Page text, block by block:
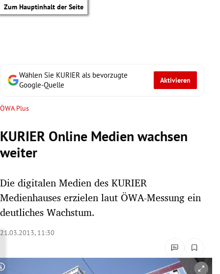
Zum Hauptinhalt der Seite
Untermenü
Untermenü
Wählen Sie KURIER als bevorzugte
Google-Quelle
Aktivieren
ÖWA Plus
KURIER Online Medien wachsen
weiter
Die digitalen Medien des KURIER
Medienhauses erzielen laut ÖWA-Messung ein
deutliches Wachstum.
21.03.2013, 11:30
Copyright-Hinweis öffnen/schließen